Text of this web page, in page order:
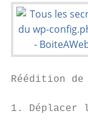
Réédition
1. Déplacer